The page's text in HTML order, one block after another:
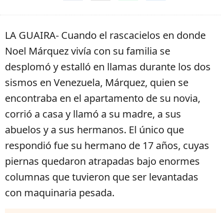
LA GUAIRA- Cuando el rascacielos en donde
Noel Márquez vivía con su familia se
desplomó y estalló en llamas durante los dos
sismos en Venezuela, Márquez, quien se
encontraba en el apartamento de su novia,
corrió a casa y llamó a su madre, a sus
abuelos y a sus hermanos. El único que
respondió fue su hermano de 17 años, cuyas
piernas quedaron atrapadas bajo enormes
columnas que tuvieron que ser levantadas
con maquinaria pesada.